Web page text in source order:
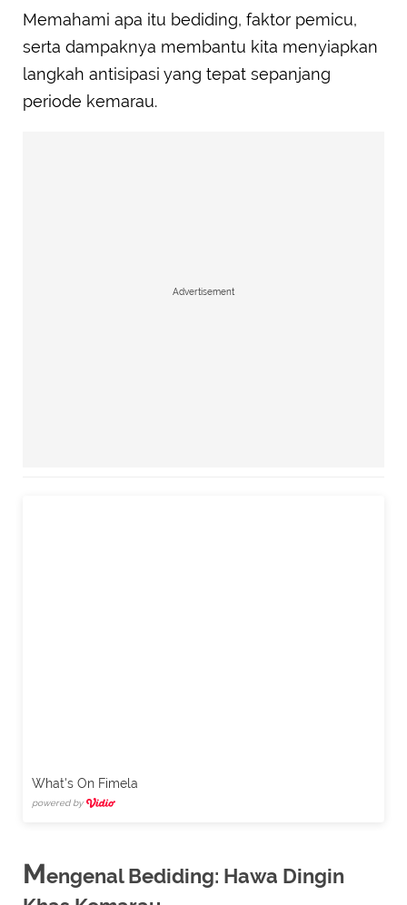
Memahami apa itu bediding, faktor pemicu,
serta dampaknya membantu kita menyiapkan
langkah antisipasi yang tepat sepanjang
periode kemarau.
Advertisement
What's On Fimela
powered by
Mengenal Bediding: Hawa Dingin